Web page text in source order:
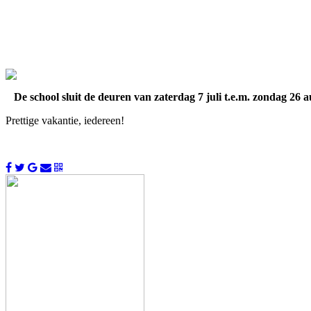
De school sluit de deuren van zaterdag 7 juli t.e.m. zondag 26
Prettige vakantie, iedereen!